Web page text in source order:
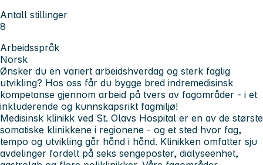
Antall stillinger
8
Arbeidsspråk
Norsk
Ønsker du en variert arbeidshverdag og sterk faglig
utvikling? Hos oss får du bygge bred indremedisinsk
kompetanse gjennom arbeid på tvers av fagområder - i et
inkluderende og kunnskapsrikt fagmiljø!
Medisinsk klinikk ved St. Olavs Hospital er en av de største
somatiske klinikkene i regionene - og et sted hvor fag,
tempo og utvikling går hånd i hånd. Klinikken omfatter sju
avdelinger fordelt på seks sengeposter, dialyseenhet,